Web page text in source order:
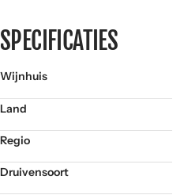
SPECIFICATIES
Wijnhuis
Land
Regio
Druivensoort